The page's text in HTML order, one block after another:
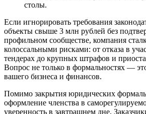
столы.
Если игнорировать требования
объекты свыше 3 млн рублей без
профильном сообществе, компания
колоссальными рисками: от отказа в
тендерах до крупных штрафов и
Вопрос не только в формальностях —
вашего бизнеса и финансов.
Помимо закрытия юридических
оформление членства в
уверенность в завтрашнем дне.